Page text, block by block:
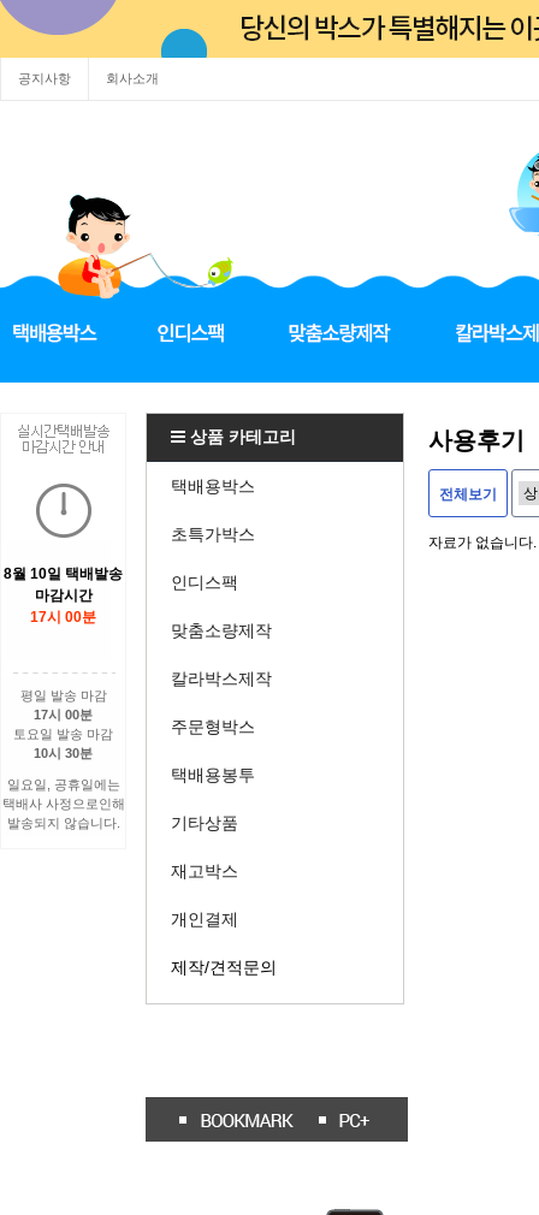
공지사항 회사소개
8월 10일 택배발송
마감시간
17시 00분
평일 발송 마감
17시 00분
토요일 발송 마감
10시 30분
일요일, 공휴일에는
택배사 사정으로인해
발송되지 않습니다.
상품 카테고리
택배용박스
초특가박스
인디스팩
맞춤소량제작
칼라박스제작
주문형박스
택배용봉투
기타상품
재고박스
개인결제
제작/견적문의
사용후기
전체보기
자료가 없습니다.